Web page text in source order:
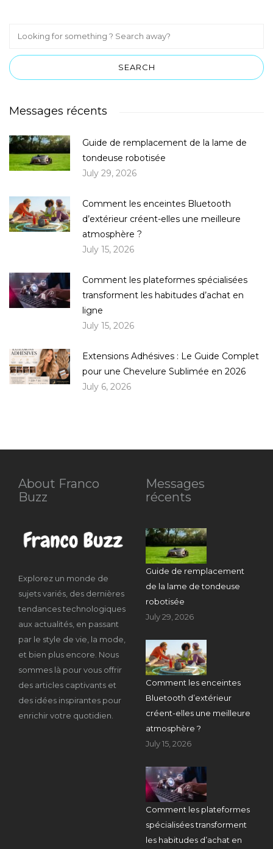
Messages récents
Guide de remplacement de la lame de
tondeuse robotisée
July 29, 2026
Comment les enceintes Bluetooth
d’extérieur créent-elles une meilleure
atmosphère ?
July 15, 2026
Comment les plateformes spécialisées
transforment les habitudes d’achat en
ligne
July 15, 2026
Extensions Adhésives : Le Guide Complet
pour une Chevelure Sublimée en 2026
July 6, 2026
About Franco
Buzz
Explorez un monde de
sujets variés, des dernières
tendances technologiques
aux actualités, en passant
par le style de vie, la mode,
et bien plus encore. Nous
sommes là pour vous offrir
des articles captivants et
des idées inspirantes pour
enrichir votre quotidien.
Messages
récents
Guide de remplacement
de la lame de tondeuse
robotisée
July 29, 2026
Comment les enceintes
Bluetooth d’extérieur
créent-elles une meilleure
atmosphère ?
July 15, 2026
Comment les plateformes
spécialisées transforment
les habitudes d’achat en